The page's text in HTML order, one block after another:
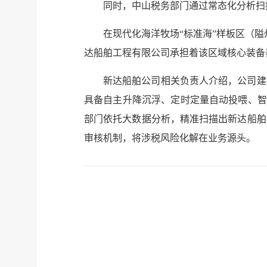
同时，中山税务部门通过常态化分析
在现代化海洋牧场“标准海”样板区（
达船舶工程有限公司承担着该区域核心装
新达船舶公司相关负责人介绍，公司
具备自主升降沉浮、定时定量自动投喂、
部门依托大数据分析，精准扫描出新达船
审核机制，将涉税风险化解在业务源头。